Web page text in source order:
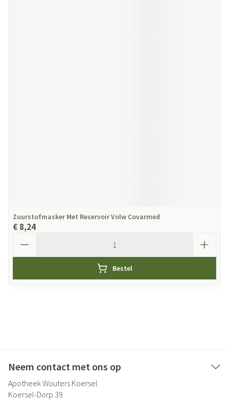
Zuurstofmasker Met Reservoir Volw Covarmed
€ 8,24
Bestel
Neem contact met ons op
Apotheek Wouters Koersel
Koersel-Dorp 39